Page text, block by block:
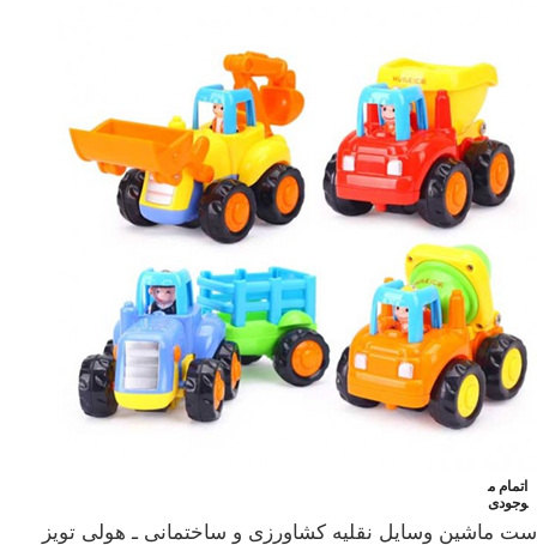
اتمام م
وجودی
ست ماشین وسایل نقلیه کشاورزی و ساختمانی ـ هولی تویز